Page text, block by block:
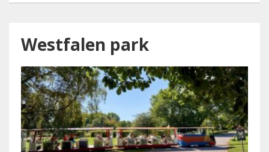
Westfalen park